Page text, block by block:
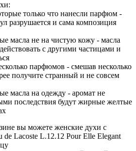
хи:
только что нанесли парфюм -
разрушается и сама композиция
масла не на чистую кожу - масла
с другими частицами и
парфюмов - смешав несколько
получите странный и не совсем
масла на одежду - аромат не
последствия будут жирные желтые
вы можете женские духи с
Lacoste L.12.12 Pour Elle Elegant